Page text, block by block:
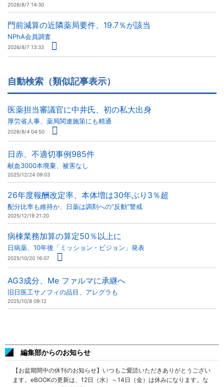
2026/8/7 14:30
門前減算の近隣薬局要件、19.7％が該当
NPhA会員調査
2026/8/7 13:33
自動検索（類似記事表示）
医薬担当審議官に中井氏、初の私大出身
厚労省人事、薬局関連施策にも精通
2026/8/4 04:50
日赤、不適切事例985件
献血3000本廃棄、被害なし
2025/12/24 09:03
26年度報酬改定率、本体増は30年ぶり3％超
配分比率も維持か、日薬は調剤への“反動”警戒
2025/12/19 21:20
病棟業務加算の算定50％以上に
日病薬、10年後「ミッション・ビジョン」発表
2025/10/20 16:07
AG3成分、Me ファルマに承継へ
旧日医工サノフィの品目、アレグラも
2025/10/8 09:12
編集部からのお知らせ
【お盆期間中の休刊のお知らせ】いつもご愛読いただきありがとうござい
ます。eBOOKの更新は、12日（水）～14日（金）は休みになります。な